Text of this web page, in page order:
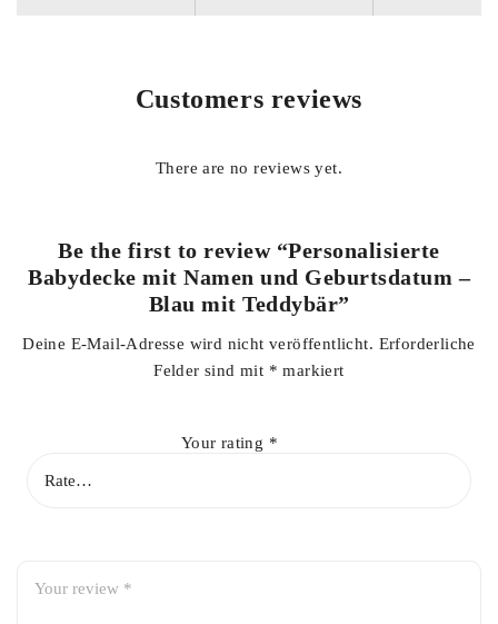
Customers reviews
There are no reviews yet.
Be the first to review “Personalisierte
Babydecke mit Namen und Geburtsdatum –
Blau mit Teddybär”
Deine E-Mail-Adresse wird nicht veröffentlicht. Erforderliche
Felder sind mit * markiert
Your rating *